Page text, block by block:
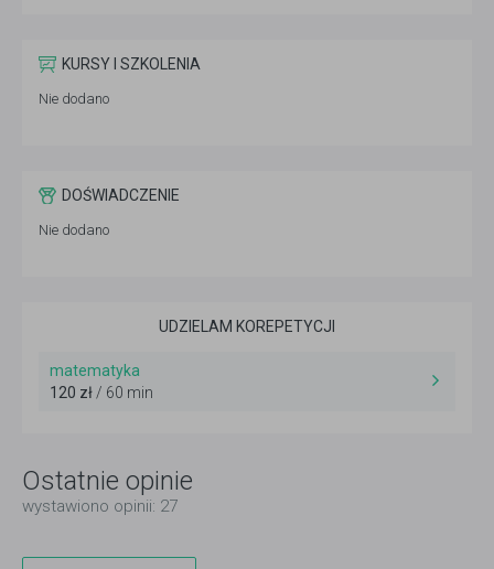
KURSY I SZKOLENIA
Nie dodano
DOŚWIADCZENIE
Nie dodano
UDZIELAM KOREPETYCJI
matematyka
120 zł/ 60 min
Ostatnie opinie
wystawiono opinii: 27